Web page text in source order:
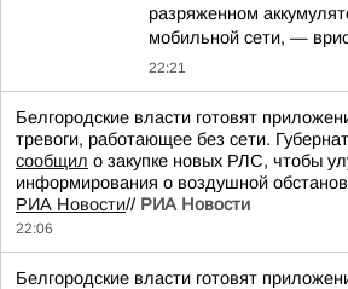
разряженном
мобильной сети, —
22:21
Белгородские власти готовят
тревоги, работающее без сети.
сообщил о закупке новых РЛС, чтобы
информирования о воздушной
РИА Новости// РИА Новости
22:06
Белгородские власти готовят